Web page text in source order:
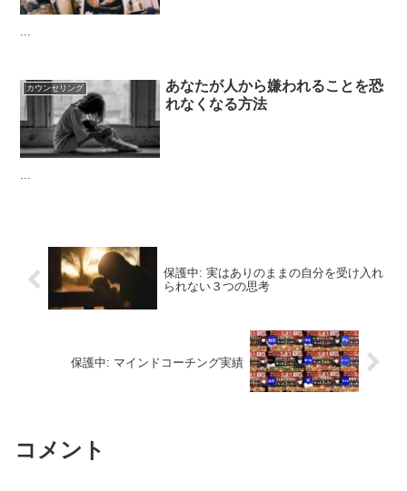
カウンセリング
あなたが人から嫌われることを恐
れなくなる方法
保護中: 実はありのままの自分を受け入れ
られない３つの思考
保護中: マインドコーチング実績
コメント